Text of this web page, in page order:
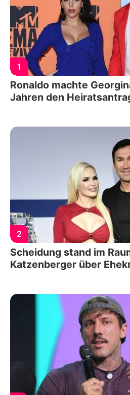
1
Ronaldo machte
Jahren den
2
Scheidung stand im
Katzenberger über